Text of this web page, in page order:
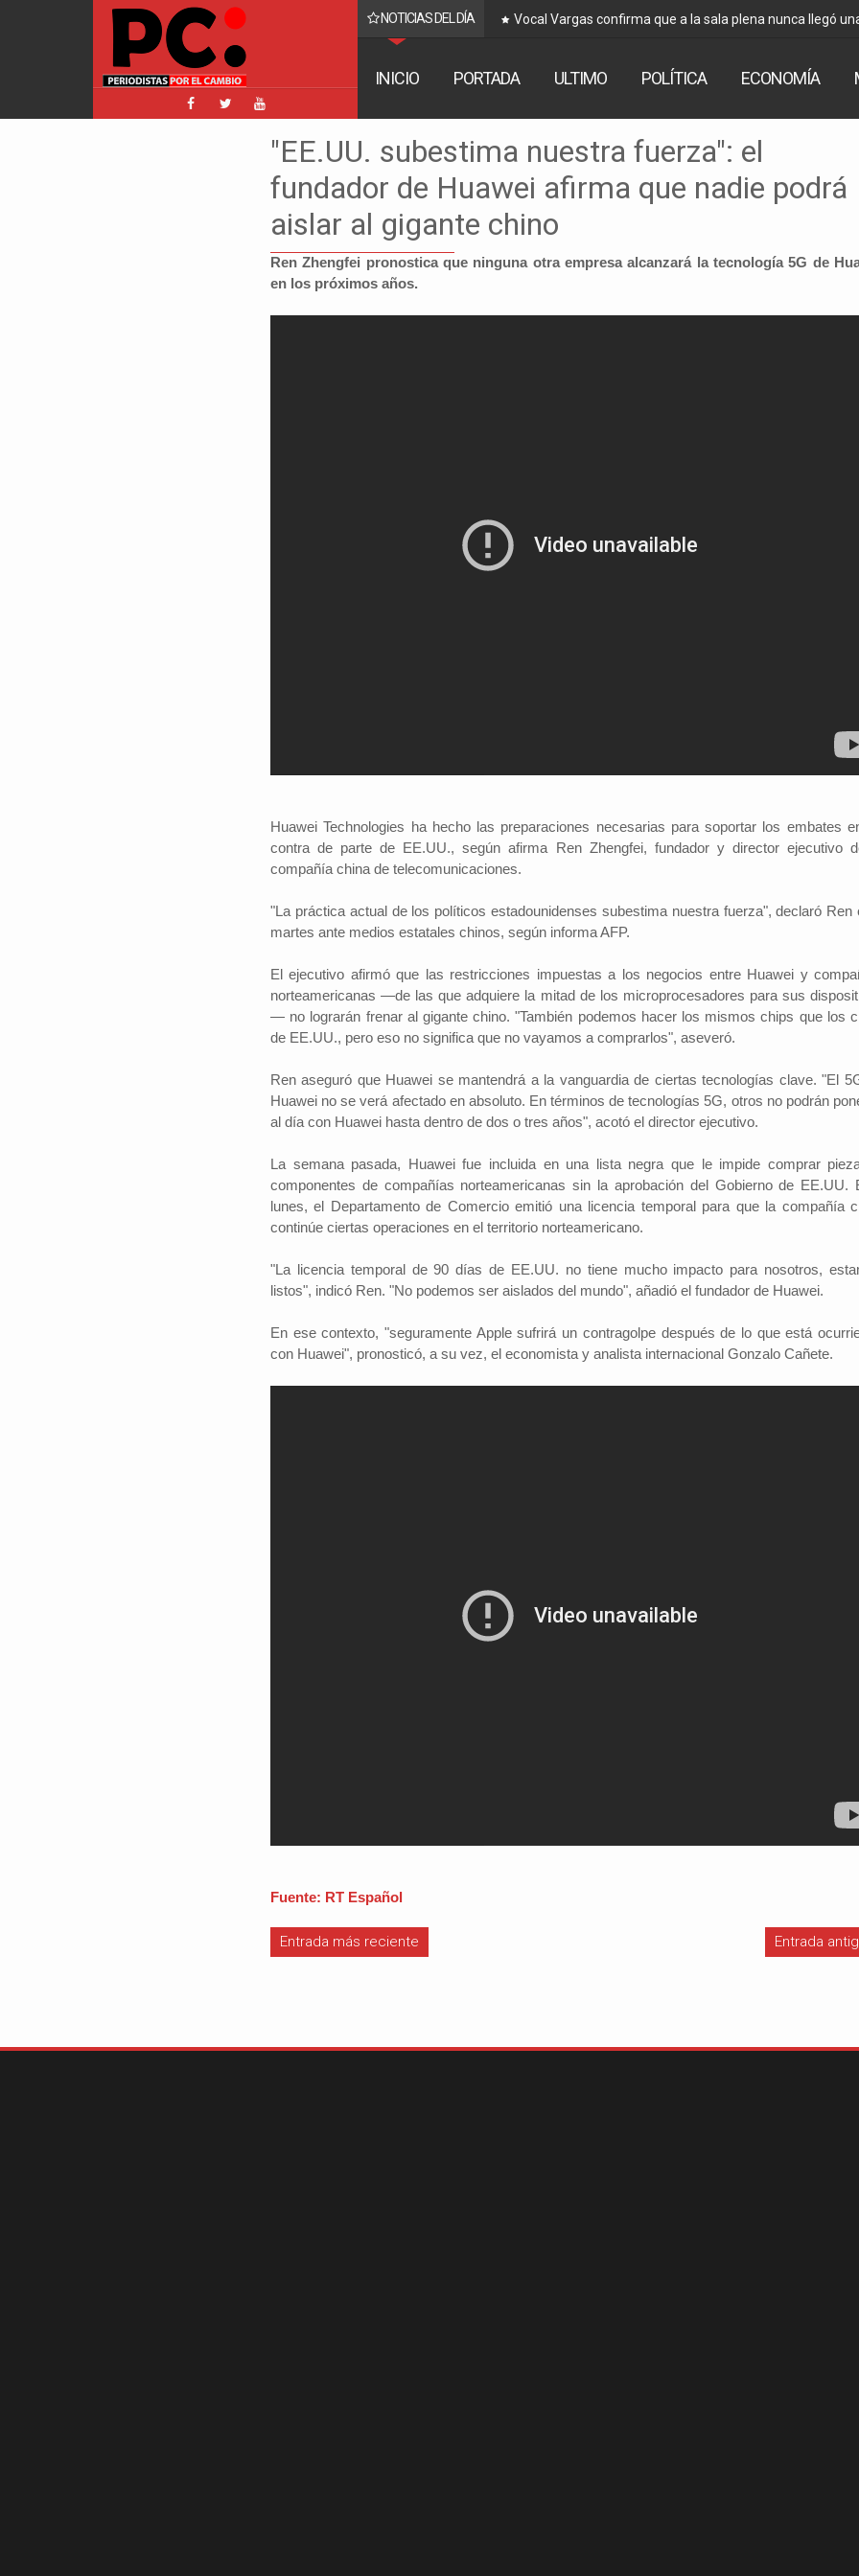
NOTICIAS DEL DÍA
Alianza Popular descartan que Andrónico asista a reunión convocada por
Arce
Vocal Vargas confirma que a la sala plena nunca llegó
INICIO PORTADA ULTIMO POLÍTICA ECONOMÍA
"EE.UU. subestima nuestra fuerza": el
fundador de Huawei afirma que nadie podrá
aislar al gigante chino
Ren Zhengfei pronostica que ninguna otra empresa alcanzará la tecnología 5G de
en los próximos años.
Huawei Technologies ha hecho las preparaciones necesarias para soportar los embates
contra de parte de EE.UU., según afirma Ren Zhengfei, fundador y director ejecutivo
compañía china de telecomunicaciones.
"La práctica actual de los políticos estadounidenses subestima nuestra fuerza", declaró Ren
martes ante medios estatales chinos, según informa AFP.
El ejecutivo afirmó que las restricciones impuestas a los negocios entre Huawei y
norteamericanas —de las que adquiere la mitad de los microprocesadores para sus
— no lograrán frenar al gigante chino. "También podemos hacer los mismos chips que los
de EE.UU., pero eso no significa que no vayamos a comprarlos", aseveró.
Ren aseguró que Huawei se mantendrá a la vanguardia de ciertas tecnologías clave. "El
Huawei no se verá afectado en absoluto. En términos de tecnologías 5G, otros no podrán
al día con Huawei hasta dentro de dos o tres años", acotó el director ejecutivo.
La semana pasada, Huawei fue incluida en una lista negra que le impide comprar
componentes de compañías norteamericanas sin la aprobación del Gobierno de EE.UU.
lunes, el Departamento de Comercio emitió una licencia temporal para que la compañía
continúe ciertas operaciones en el territorio norteamericano.
"La licencia temporal de 90 días de EE.UU. no tiene mucho impacto para nosotros,
listos", indicó Ren. "No podemos ser aislados del mundo", añadió el fundador de Huawei.
En ese contexto, "seguramente Apple sufrirá un contragolpe después de lo que está
con Huawei", pronosticó, a su vez, el economista y analista internacional Gonzalo Cañete.
Fuente: RT Español
Entrada más reciente Entrada
Periodistas por el Cambio 2022-09-09
Autor: Daniel Hinojosa, es economista
político.La economía del departamento de
Santa Cruz representa alrededor de un
nacional y está basada en la producci...
coadyuvan a la naturalización de la
violencia
Periodistas por el Cambio 2022-07-20
España indicó que una sociedad
permisiva con la violencia está
investigador y director del Instituto
Investigaciones Sociológicas (IDI...